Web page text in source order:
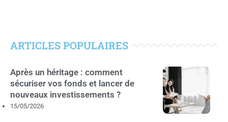
ARTICLES POPULAIRES
Après un héritage : comment
sécuriser vos fonds et lancer de
nouveaux investissements ?
15/05/2026